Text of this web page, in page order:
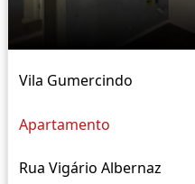
Vila Gumercindo
Apartamento
Rua Vigário Albernaz